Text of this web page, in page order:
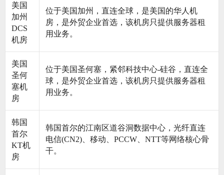
美国
加州
DCS
机房
位于美国加州，直连全球，是美国的华人机
房，是外贸企业首选，该机房只提供服务器租
用业务。
美国
圣何
塞机
房
位于美国圣何塞，紧邻科技中心-硅谷，直连全
球，是外贸企业首选，该机房只提供服务器租
用业务。
韩国
首尔
KT机
房
韩国首尔的江南区道谷洞数据中心，光纤直连
电信(CN2)、移动、PCCW、NTT等网络核心骨
干。